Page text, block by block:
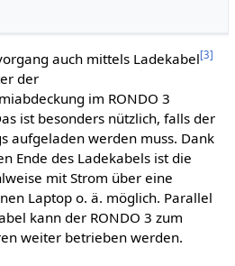
auch mittels Ladekabel[3]
der
im RONDO 3
ist besonders nützlich, falls der
aufgeladen werden muss. Dank
Ende des Ladekabels ist die
mit Strom über eine
Laptop o. ä. möglich. Parallel
kann der RONDO 3 zum
weiter betrieben werden.